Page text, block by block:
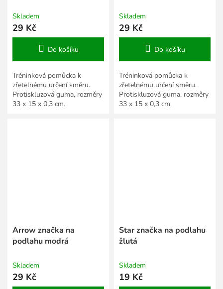
Skladem
29 Kč
Do košíku
Tréninková pomůcka k
zřetelnému určení směru.
Protiskluzová guma, rozměry
33 x 15 x 0,3 cm.
Skladem
29 Kč
Do košíku
Tréninková pomůcka k
zřetelnému určení směru.
Protiskluzová guma, rozměry
33 x 15 x 0,3 cm.
Arrow značka na
podlahu modrá
Skladem
29 Kč
Star značka na podlahu
žlutá
Skladem
19 Kč